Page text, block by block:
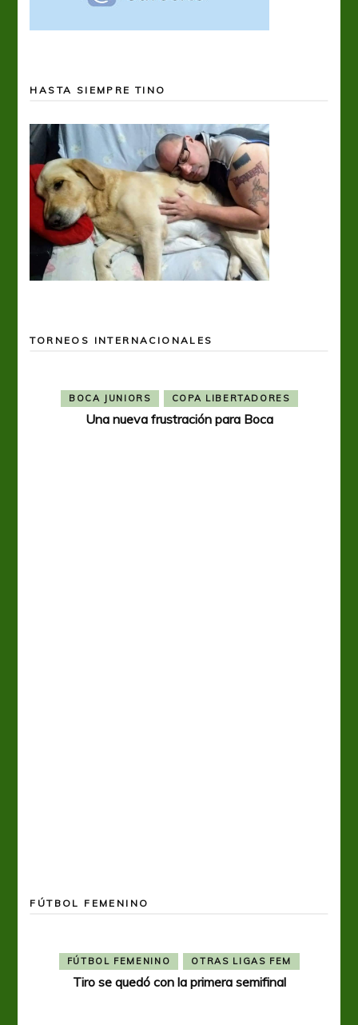
HASTA SIEMPRE TINO
TORNEOS INTERNACIONALES
BOCA JUNIORS COPA LIBERTADORES
Una nueva frustración para Boca
FÚTBOL FEMENINO
FÚTBOL FEMENINO OTRAS LIGAS FEM
Tiro se quedó con la primera semifinal